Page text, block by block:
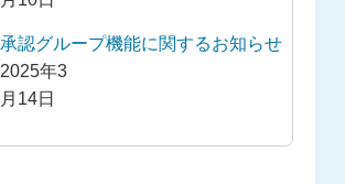
承認グループ機能に関するお知らせ
2025年3
月14日